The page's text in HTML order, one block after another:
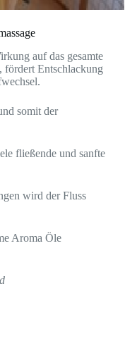
auf das gesamte
fördert Entschlackung
somit der
fließende und sanfte
wird der Fluss
Aroma Öle